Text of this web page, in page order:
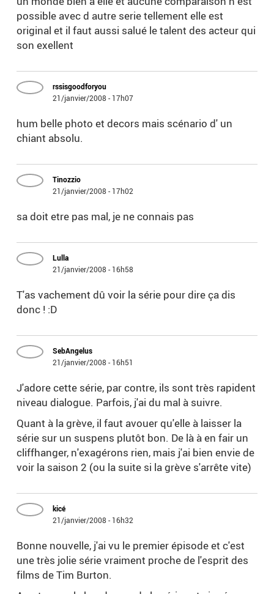
possible avec d autre serie tellement elle est
original et il faut aussi salué le talent des acteur qui
son exellent
rssisgoodforyou
21/janvier/2008 - 17h07
hum belle photo et decors mais scénario d' un
chiant absolu.
Tinozzio
21/janvier/2008 - 17h02
sa doit etre pas mal, je ne connais pas
Lulla
21/janvier/2008 - 16h58
T'as vachement dû voir la série pour dire ça dis
donc ! :D
SebAngelus
21/janvier/2008 - 16h51
J'adore cette série, par contre, ils sont très rapident
niveau dialogue. Parfois, j'ai du mal à suivre.
Quant à la grève, il faut avouer qu'elle à laisser la
série sur un suspens plutôt bon. De là à en fair un
cliffhanger, n'exagérons rien, mais j'ai bien envie de
voir la saison 2 (ou la suite si la grève s'arrête vite)
kicé
21/janvier/2008 - 16h32
Bonne nouvelle, j'ai vu le premier épisode et c'est
une très jolie série vraiment proche de l'esprit des
films de Tim Burton.